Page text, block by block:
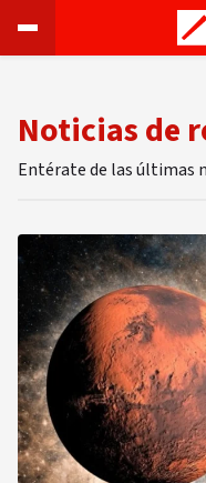
Noticias de
Entérate de las últimas